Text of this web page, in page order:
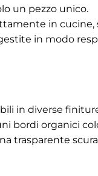
un pezzo unico.
in cucine,
in modo
in diverse
bordi organici
trasparente